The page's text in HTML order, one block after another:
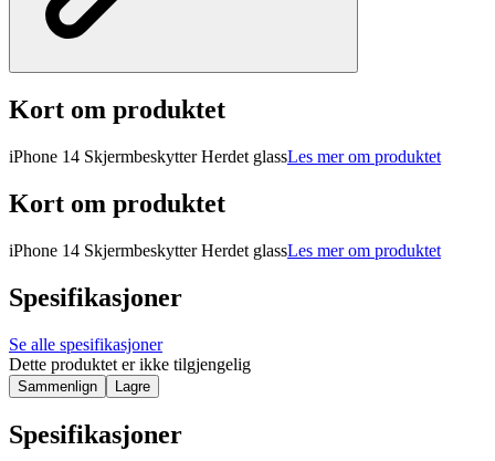
Kort om produktet
iPhone 14 Skjermbeskytter Herdet glassLes mer om produktet
Kort om produktet
iPhone 14 Skjermbeskytter Herdet glassLes mer om produktet
Spesifikasjoner
Se alle spesifikasjoner
Dette produktet er ikke tilgjengelig
Sammenlign Lagre
Spesifikasjoner